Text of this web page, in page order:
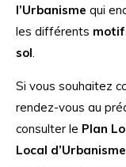
l’Urbanisme qui
les différents
sol
Si vous souhaitez
rendez-vous au
consulter le Plan
Local